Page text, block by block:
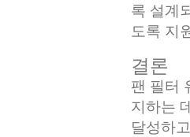
록 설계
도록 지
결론
팬 필터
지하는
달성하